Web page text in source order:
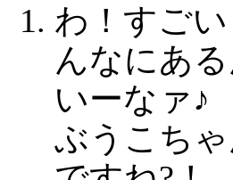
わ！すご
んなにあ
いーなァ♪
ぶうこち